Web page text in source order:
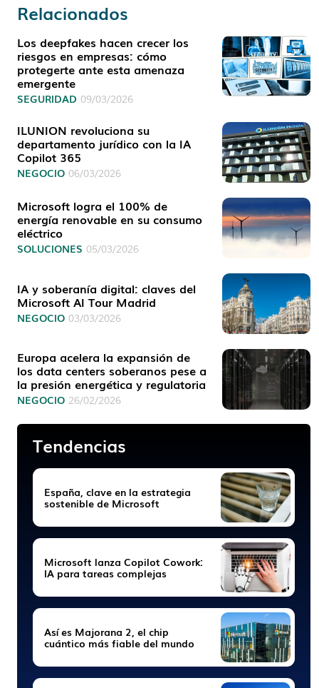
Relacionados
Los deepfakes hacen crecer los
riesgos en empresas: cómo
protegerte ante esta amenaza
emergente
SEGURIDAD 09/03/2026
ILUNION revoluciona su
departamento jurídico con la IA
Copilot 365
NEGOCIO 06/03/2026
Microsoft logra el 100% de
energía renovable en su consumo
eléctrico
SOLUCIONES 05/03/2026
IA y soberanía digital: claves del
Microsoft AI Tour Madrid
NEGOCIO 03/03/2026
Europa acelera la expansión de
los data centers soberanos pese a
la presión energética y regulatoria
NEGOCIO 26/02/2026
Tendencias
España, clave en la estrategia
sostenible de Microsoft
Microsoft lanza Copilot Cowork:
IA para tareas complejas
Así es Majorana 2, el chip
cuántico más fiable del mundo